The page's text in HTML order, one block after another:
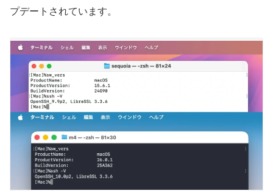
プデートされています。